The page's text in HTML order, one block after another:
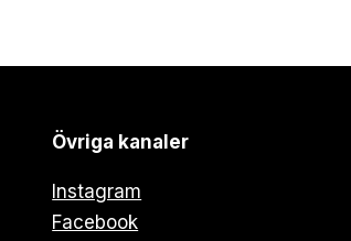
Övriga kanaler
Instagram
Facebook